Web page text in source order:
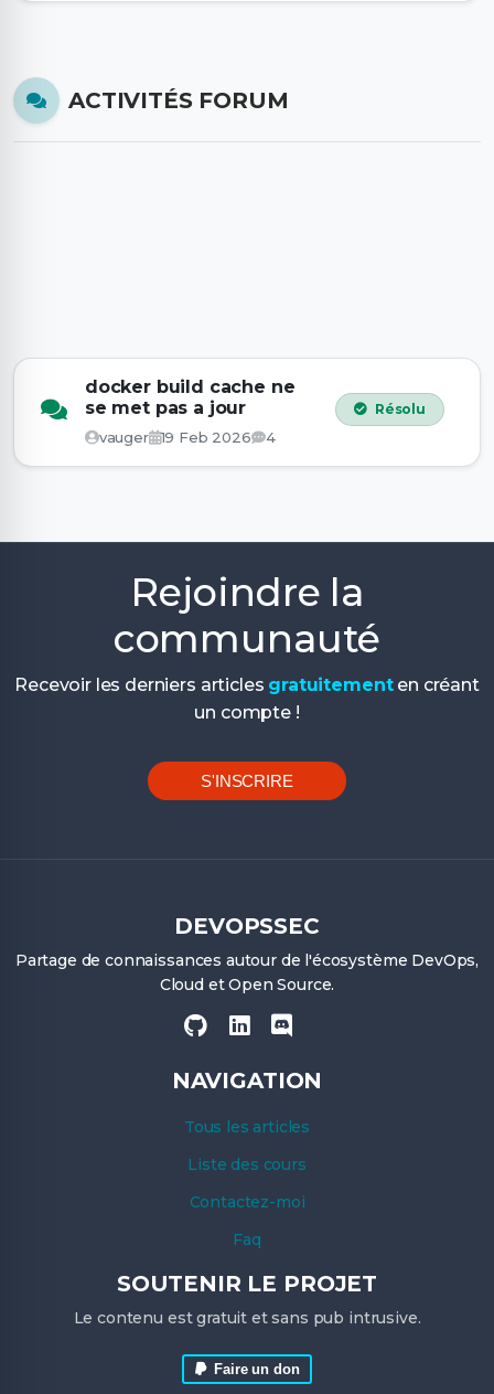
ACTIVITÉS FORUM
docker build cache ne
se met pas a jour
vauger 19 Feb 2026 4
Résolu
Rejoindre la
communauté
Recevoir les derniers articles gratuitementen créant
un compte !
S'INSCRIRE
DEVOPSSEC
Partage de connaissances autour de l'écosystème DevOps,
Cloud et Open Source.
NAVIGATION
Tous les articles
Liste des cours
Contactez-moi
Faq
SOUTENIR LE PROJET
Le contenu est gratuit et sans pub intrusive.
Faire un don